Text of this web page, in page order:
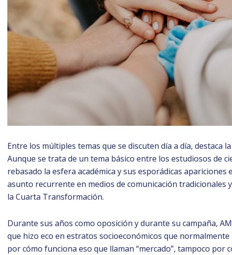
Entre los múltiples temas que se discuten día a día, destaca
Aunque se trata de un tema básico entre los estudiosos de
rebasado la esfera académica y sus esporádicas
asunto recurrente en medios de comunicación tradicionales
la Cuarta Transformación.
Durante sus años como oposición y durante su campaña,
que hizo eco en estratos socioeconómicos que
por cómo funciona eso que llaman “mercado”, tampoco por